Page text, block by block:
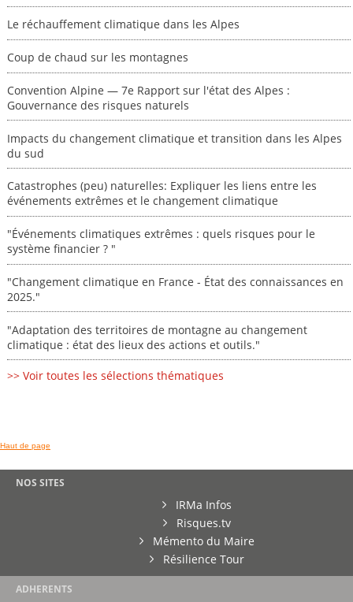
Le réchauffement climatique dans les Alpes
Coup de chaud sur les montagnes
Convention Alpine — 7e Rapport sur l'état des Alpes :
Gouvernance des risques naturels
Impacts du changement climatique et transition dans les Alpes
du sud
Catastrophes (peu) naturelles: Expliquer les liens entre les
événements extrêmes et le changement climatique
"Événements climatiques extrêmes : quels risques pour le
système financier ? "
"Changement climatique en France - État des connaissances en
2025."
"Adaptation des territoires de montagne au changement
climatique : état des lieux des actions et outils."
>> Voir toutes les sélections thématiques
Haut de page
NOS SITES
IRMa Infos
Risques.tv
Mémento du Maire
Résilience Tour
ADHERENTS